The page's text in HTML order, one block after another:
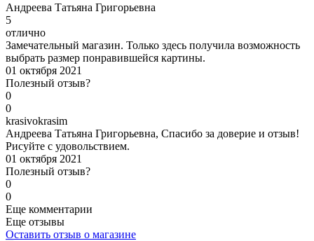
Андреева Татьяна Григорьевна
5
отлично
Замечательный магазин. Только здесь получила возможность
выбрать размер понравившейся картины.
01 октября 2021
Полезный отзыв?
0
0
krasivokrasim
Андреева Татьяна Григорьевна, Спасибо за доверие и отзыв!
Рисуйте с удовольствием.
01 октября 2021
Полезный отзыв?
0
0
Еще комментарии
Еще отзывы
Оставить отзыв о магазине